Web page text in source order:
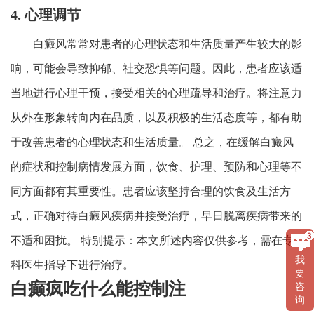
4. 心理调节
白癜风常常对患者的心理状态和生活质量产生较大的影
响，可能会导致抑郁、社交恐惧等问题。因此，患者应该适
当地进行心理干预，接受相关的心理疏导和治疗。将注意力
从外在形象转向内在品质，以及积极的生活态度等，都有助
于改善患者的心理状态和生活质量。 总之，在缓解白癜风
的症状和控制病情发展方面，饮食、护理、预防和心理等不
同方面都有其重要性。患者应该坚持合理的饮食及生活方
式，正确对待白癜风疾病并接受治疗，早日脱离疾病带来的
不适和困扰。 特别提示：本文所述内容仅供参考，需在专
科医生指导下进行治疗。
白癫疯吃什么能控制注
我
要
咨
询